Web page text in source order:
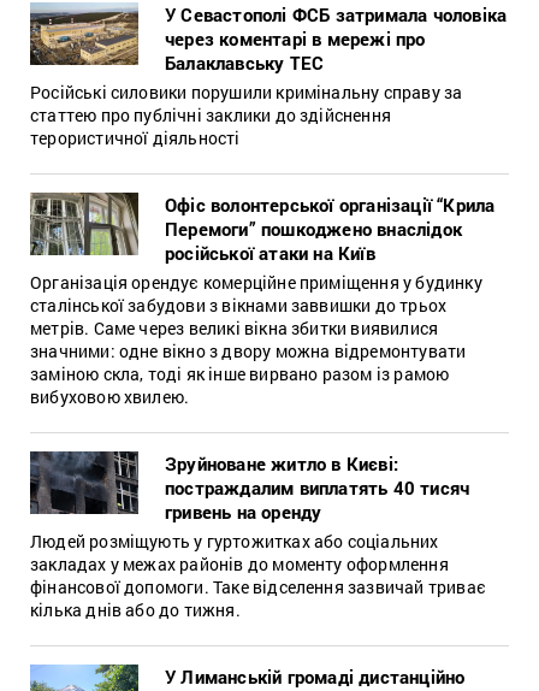
У Севастополі ФСБ затримала чоловіка
через коментарі в мережі про
Балаклавську ТЕС
Російські силовики порушили кримінальну справу за
статтею про публічні заклики до здійснення
терористичної діяльності
Офіс волонтерської організації “Крила
Перемоги” пошкоджено внаслідок
російської атаки на Київ
Організація орендує комерційне приміщення у будинку
сталінської забудови з вікнами заввишки до трьох
метрів. Саме через великі вікна збитки виявилися
значними: одне вікно з двору можна відремонтувати
заміною скла, тоді як інше вирвано разом із рамою
вибуховою хвилею.
Зруйноване житло в Києві:
постраждалим виплатять 40 тисяч
гривень на оренду
Людей розміщують у гуртожитках або соціальних
закладах у межах районів до моменту оформлення
фінансової допомоги. Таке відселення зазвичай триває
кілька днів або до тижня.
У Лиманській громаді дистанційно